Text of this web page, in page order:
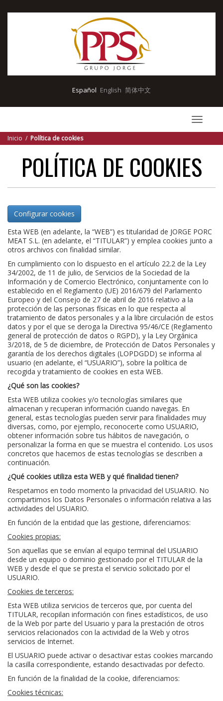
Español English 简体中文
Toggle
Inicio / Política de cookies
POLÍTICA DE COOKIES
Configurar cookies
Esta WEB (en adelante, la “WEB”) es titularidad de JORGE PORC
MEAT S.L. (en adelante, el “TITULAR”) y emplea cookies junto a
otros archivos con finalidad similar.
En cumplimiento con lo dispuesto en el artículo 22.2 de la Ley
34/2002, de 11 de julio, de Servicios de la Sociedad de la
Información y de Comercio Electrónico, conjuntamente con lo
establecido en el Reglamento (UE) 2016/679 del Parlamento
Europeo y del Consejo de 27 de abril de 2016 relativo a la
protección de las personas físicas en lo que respecta al
tratamiento de datos personales y a la libre circulación de estos
datos y por el que se deroga la Directiva 95/46/CE (Reglamento
general de protección de datos o RGPD), y la Ley Orgánica
3/2018, de 5 de diciembre, de Protección de Datos Personales y
garantía de los derechos digitales (LOPDGDD) se informa al
usuario (en adelante, el “USUARIO”), sobre la política de
recogida y tratamiento de cookies en esta WEB.
¿Qué son las cookies?
Esta WEB utiliza cookies y/o tecnologías similares que
almacenan y recuperan información cuando navegas. En
general, estas tecnologías pueden servir para finalidades muy
diversas, como, por ejemplo, reconocerte como USUARIO,
obtener información sobre tus hábitos de navegación, o
personalizar la forma en que se muestra el contenido. Los usos
concretos que hacemos de estas tecnologías se describen a
continuación.
¿Qué cookies utiliza esta WEB y qué finalidad tienen?
Respetamos en todo momento la privacidad del USUARIO. No
compartimos los Datos Personales o información relativa a las
actividades del USUARIO.
En función de la entidad que las gestione, diferenciamos:
Cookies propias:
Son aquellas que se envían al equipo terminal del USUARIO
desde un equipo o dominio gestionado por el TITULAR de la
WEB y desde el que se presta el servicio solicitado por el
USUARIO.
Cookies de terceros:
Esta WEB utiliza servicios de terceros que, por cuenta del
TITULAR, recopilan información con fines estadísticos, de uso
de la Web por parte del Usuario y para la prestación de otros
servicios relacionados con la actividad de la Web y otros
servicios de Internet.
El USUARIO puede activar o desactivar estas cookies marcando
la casilla correspondiente, estando desactivadas por defecto.
En función de la finalidad de la cookie, diferenciamos:
Cookies técnicas: